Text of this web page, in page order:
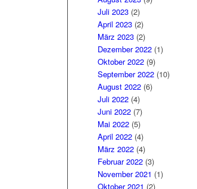
Juli 2023 (2)
April 2023 (2)
März 2023 (2)
Dezember 2022 (1)
Oktober 2022 (9)
September 2022 (10)
August 2022 (6)
Juli 2022 (4)
Juni 2022 (7)
Mai 2022 (5)
April 2022 (4)
März 2022 (4)
Februar 2022 (3)
November 2021 (1)
Oktober 2021 (2)